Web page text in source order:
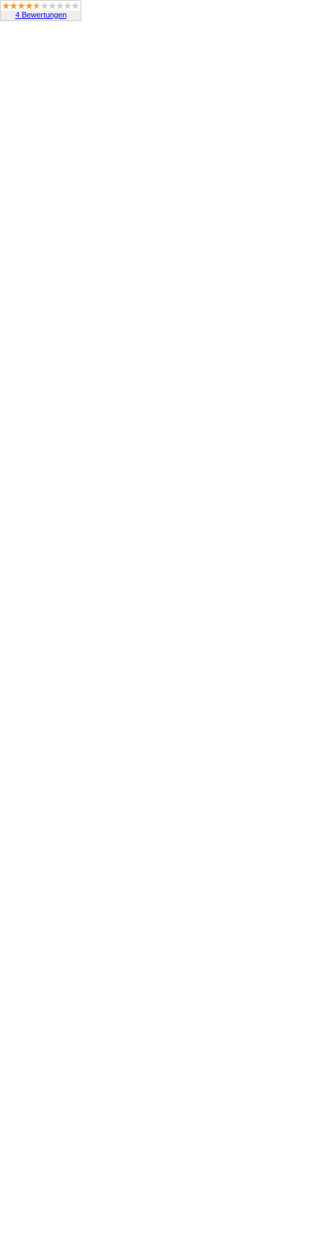
4 Bewertungen